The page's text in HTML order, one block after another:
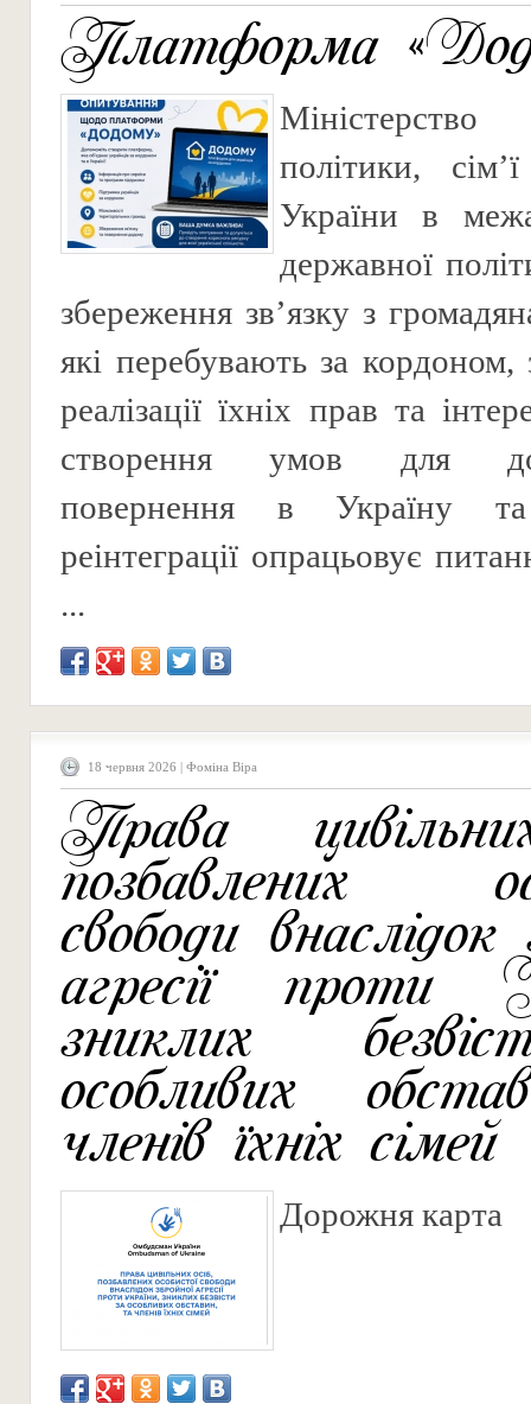
Платформа
Міністерство
політики,
України в
державної
збереження зв’язку з
які перебувають за кордоном,
реалізації їхніх прав та
створення умов для
повернення в Україну та
реінтеграції опрацьовує
...
18 червня 2026 | Фоміна Віра
Права
позбавлених
свободи внаслідок
агресії проти
зниклих
особливих
членів їхніх сімей
Дорожня карта